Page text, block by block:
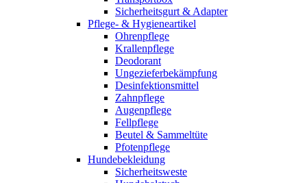
Sicherheitsgurt & Adapter
Pflege- & Hygieneartikel
Ohrenpflege
Krallenpflege
Deodorant
Ungezieferbekämpfung
Desinfektionsmittel
Zahnpflege
Augenpflege
Fellpflege
Beutel & Sammeltüte
Pfotenpflege
Hundebekleidung
Sicherheitsweste